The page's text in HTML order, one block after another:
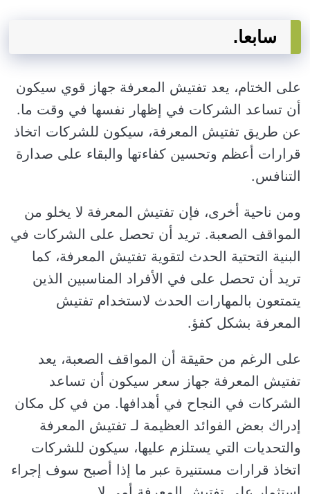
سابعا.
على الختام، يعد تفتيش المعرفة جهاز قوي سيكون
أن تساعد الشركات في إظهار نفسها في وقت ما.
عن طريق تفتيش المعرفة، سيكون للشركات اتخاذ
قرارات أعظم وتحسين كفاءتها والبقاء على صدارة
التنافس.
ومن ناحية أخرى، فإن تفتيش المعرفة لا يخلو من
المواقف الصعبة. تريد أن تحصل على الشركات في
البنية التحتية الحدث لتقوية تفتيش المعرفة، كما
تريد أن تحصل على في الأفراد المناسبين الذين
يتمتعون بالمهارات الحدث لاستخدام تفتيش
المعرفة بشكل كفؤ.
على الرغم من حقيقة أن المواقف الصعبة، يعد
تفتيش المعرفة جهاز سعر سيكون أن تساعد
الشركات في النجاح في أهدافها. من في كل مكان
إدراك بعض الفوائد العظيمة لـ تفتيش المعرفة
والتحديات التي يستلزم عليها، سيكون للشركات
اتخاذ قرارات مستنيرة عبر ما إذا أصبح سوف إجراء